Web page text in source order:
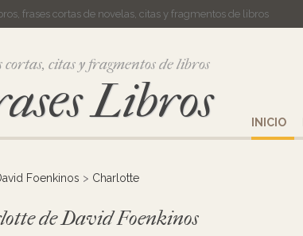
frases cortas de novelas, citas y fragmentos de libros
cortas, citas y fragmentos de libros
Libros INICIO
Foenkinos > Charlotte
de David Foenkinos